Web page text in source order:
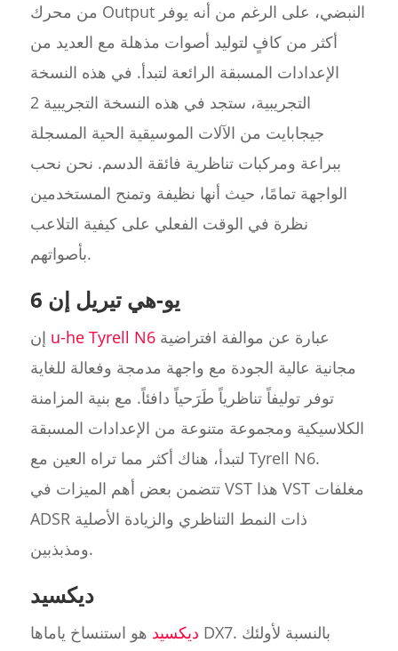
من محرك Output النبضي، على الرغم من أنه يوفر
أكثر من كافٍ لتوليد أصوات مذهلة مع العديد من
الإعدادات المسبقة الرائعة لتبدأ. في هذه النسخة
التجريبية، ستجد في هذه النسخة التجريبية 2
جيجابايت من الآلات الموسيقية الحية المسجلة
ببراعة ومركبات تناظرية فائقة الدسم. نحن نحب
الواجهة تمامًا، حيث أنها نظيفة وتمنح المستخدمين
نظرة في الوقت الفعلي على كيفية التلاعب
بأصواتهم.
يو-هي تيريل إن 6
u-he Tyrell N6عبارة عن موالفة افتراضية
مجانية عالية الجودة مع واجهة مدمجة وفعالة للغاية
توفر توليفاً تناظرياً طَرَحياً دافئاً. مع بنية المزامنة
الكلاسيكية ومجموعة متنوعة من الإعدادات المسبقة
لتبدأ، هناك أكثر مما تراه العين مع Tyrell N6.
تتضمن بعض أهم الميزات في VST هذا VST مغلفات
ADSR ذات النمط التناظري والزيادة الأصلية
ومذبذبين.
ديكسيد
ديكسيد هو استنساخ ياماها DX7. بالنسبة لأولئك